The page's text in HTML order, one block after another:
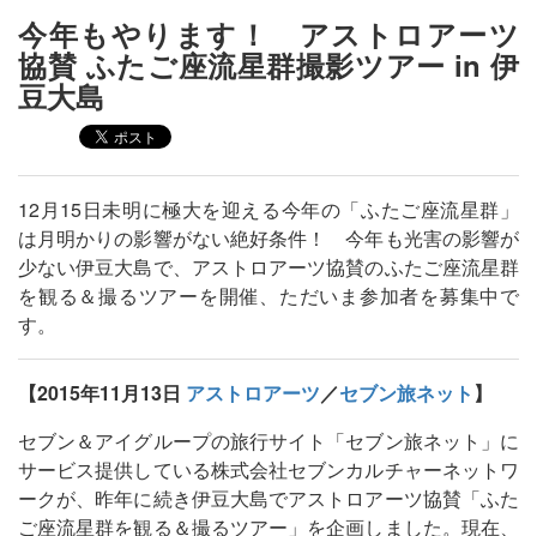
今年もやります！ アストロアーツ
協賛 ふたご座流星群撮影ツアー in 伊
豆大島
12月15日未明に極大を迎える今年の「ふたご座流星群」
は月明かりの影響がない絶好条件！ 今年も光害の影響が
少ない伊豆大島で、アストロアーツ協賛のふたご座流星群
を観る＆撮るツアーを開催、ただいま参加者を募集中で
す。
【2015年11月13日 アストロアーツ／セブン旅ネット 】
セブン＆アイグループの旅行サイト「セブン旅ネット」に
サービス提供している株式会社セブンカルチャーネットワ
ークが、昨年に続き伊豆大島でアストロアーツ協賛「ふた
ご座流星群を観る＆撮るツアー」を企画しました。現在、